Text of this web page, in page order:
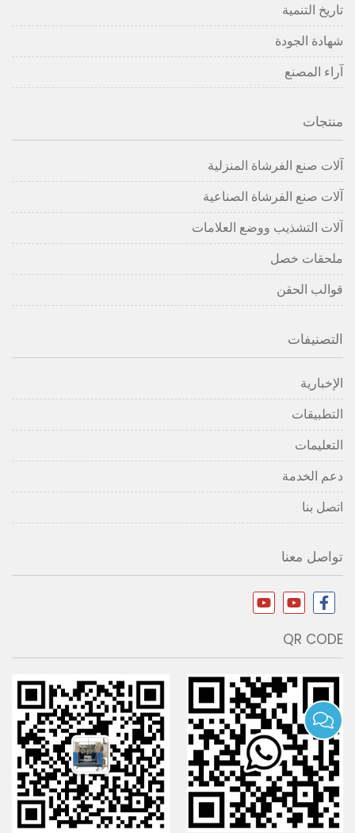
تاريخ التنمية
شهادة الجودة
آراء المصنع
منتجات
آلات صنع الفرشاة المنزلية
آلات صنع الفرشاة الصناعية
آلات التشذيب ووضع العلامات
ملحقات خصل
قوالب الحقن
التصنيفات
الإخبارية
التطبيقات
التعليمات
دعم الخدمة
اتصل بنا
تواصل معنا
QR CODE